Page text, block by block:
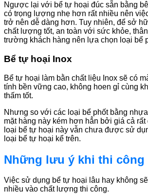
Ngược lại với bể tự hoại đúc sẵn bằng
có trọng lượng nhẹ hơn rất nhiều nên
trở nên dễ dàng hơn. Tuy nhiên, để sở
chất lượng tốt, an toàn với sức khỏe,
trường khách hàng nên lựa chọn loại bể
Bể tự hoại Inox
Bể tự hoại làm bằn chất liệu Inox sẽ có
tính bền vững cao, không hoen gỉ cùng
thấm tốt.
Nhưng so với các loại bể phốt bằng
mặt hàng này kém hơn hẳn bởi giá cả rất
loại bể tự hoại này vẫn chưa được sử
loại bể tự hoại kể trên.
Những lưu ý khi thi công
Việc sử dụng bể tự hoại lâu hay không
nhiều vào chất lượng thi công.